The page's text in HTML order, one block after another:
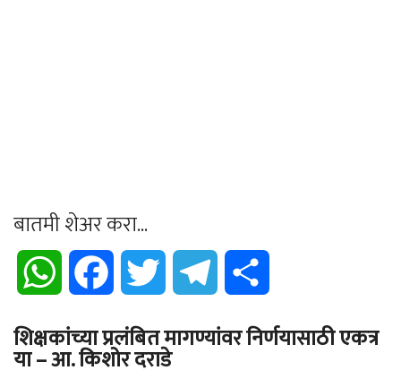
बातमी शेअर करा...
WhatsApp Facebook Twitter Telegram
शिक्षकांच्या प्रलंबित मागण्यांवर निर्णयासाठी एकत्र
या – आ. किशोर दराडे